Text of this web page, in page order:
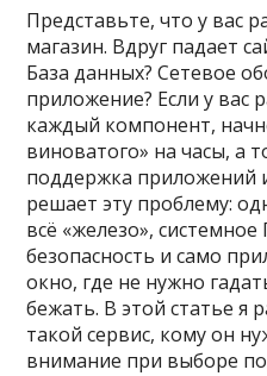
Представьте, что у вас
магазин. Вдруг падает
База данных? Сетевое
приложение? Если у вас
каждый компонент,
виноватого» на часы, а
поддержка приложений
решает эту проблему:
всё «железо»,
безопасность и само
окно, где не нужно
бежать. В этой статье я
такой сервис, кому он
внимание при выборе